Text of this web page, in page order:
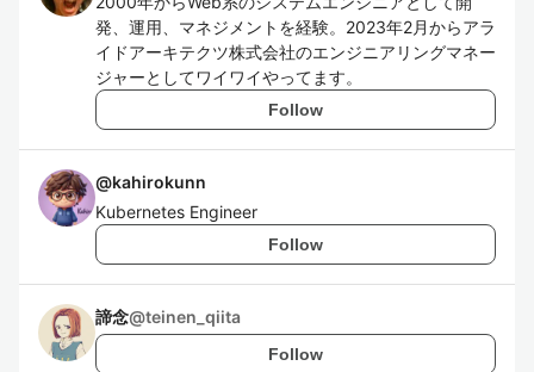
発、運用、マネジメントを経験。2023年2月からアラ
イドアーキテクツ株式会社のエンジニアリングマネー
ジャーとしてワイワイやってます。
Follow
@kahirokunn
Kubernetes Engineer
Follow
諦念@teinen_qiita
Follow